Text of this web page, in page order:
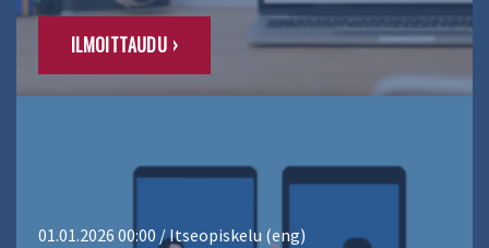
ILMOITTAUDU ›
01.01.2026 00:00 / Itseopiskelu (eng)